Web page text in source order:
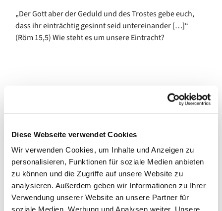
Diese Webseite verwendet Cookies
Wir verwenden Cookies, um Inhalte und Anzeigen zu
personalisieren, Funktionen für soziale Medien anbieten
zu können und die Zugriffe auf unsere Website zu
analysieren. Außerdem geben wir Informationen zu Ihrer
Verwendung unserer Website an unsere Partner für
soziale Medien, Werbung und Analysen weiter. Unsere
„Der Gott aber der Geduld und des Trostes gebe euch,
dass ihr einträchtig gesinnt seid untereinander […]“
(Röm 15,5) Wie steht es um unsere Eintracht?